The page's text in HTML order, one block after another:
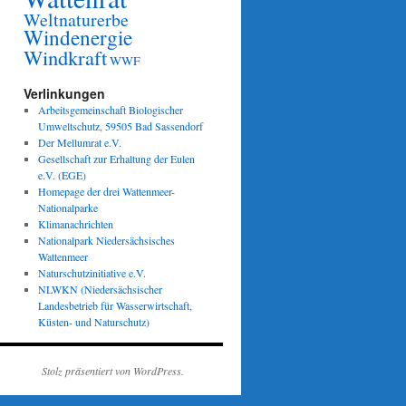
Weltnaturerbe
Windenergie
WindkraftWWF
Verlinkungen
Arbeitsgemeinschaft Biologischer
Umweltschutz, 59505 Bad Sassendorf
Der Mellumrat e.V.
Gesellschaft zur Erhaltung der Eulen
e.V. (EGE)
Homepage der drei Wattenmeer-
Nationalparke
Klimanachrichten
Nationalpark Niedersächsisches
Wattenmeer
Naturschutzinitiative e.V.
NLWKN (Niedersächsischer
Landesbetrieb für Wasserwirtschaft,
Küsten- und Naturschutz)
Stolz präsentiert von WordPress.